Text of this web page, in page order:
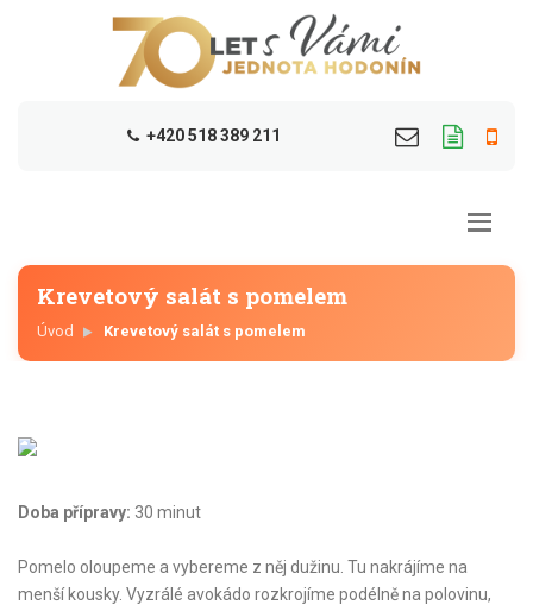
+420 518 389 211
Krevetový salát s pomelem
Úvod Krevetový salát s pomelem
Doba přípravy: 30 minut
Pomelo oloupeme a vybereme z něj dužinu. Tu nakrájíme na
menší kousky. Vyzrálé avokádo rozkrojíme podélně na polovinu,